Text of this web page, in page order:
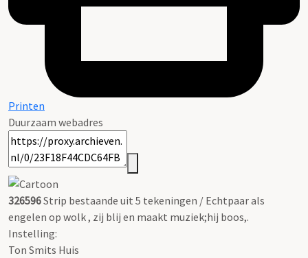
Printen
Duurzaam webadres
326596Strip bestaande uit 5 tekeningen / Echtpaar als
engelen op wolk , zij blij en maakt muziek;hij boos,.
Instelling:
Ton Smits Huis